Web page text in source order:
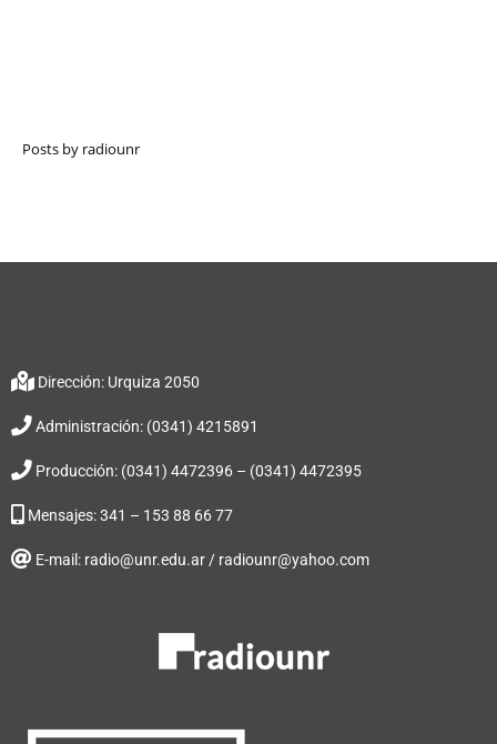
Posts by radiounr
Dirección: Urquiza 2050
Administración: (0341) 4215891
Producción: (0341) 4472396 – (0341) 4472395
Mensajes: 341 – 153 88 66 77
E-mail: radio@unr.edu.ar / radiounr@yahoo.com